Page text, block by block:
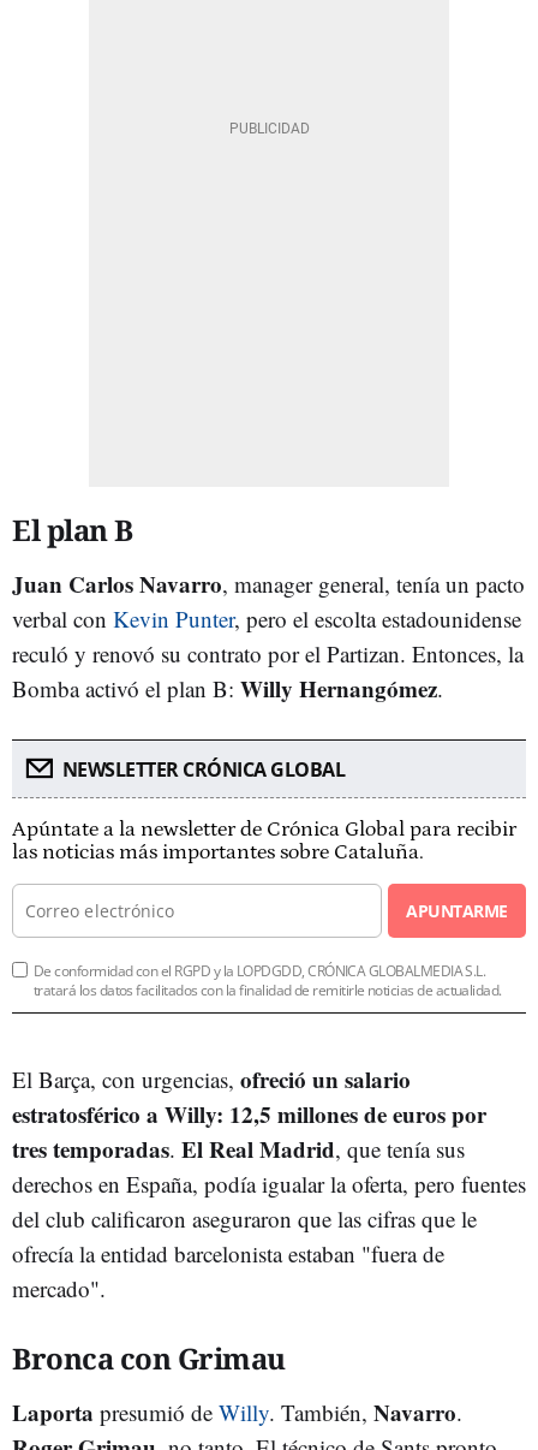
El plan B
Juan Carlos Navarro, manager general, tenía un pacto
verbal con Kevin Punter, pero el escolta estadounidense
reculó y renovó su contrato por el Partizan. Entonces, la
Bomba activó el plan B: Willy Hernangómez.
NEWSLETTER CRÓNICA GLOBAL
Apúntate a la newsletter de Crónica Global para recibir
las noticias más importantes sobre Cataluña.
APUNTARME
De conformidad con el RGPD y la LOPDGDD, CRÓNICA GLOBALMEDIA S.L.
tratará los datos facilitados con la finalidad de remitirle noticias de actualidad.
El Barça, con urgencias, ofreció un salario
estratosférico a Willy: 12,5 millones de euros por
tres temporadas. El Real Madrid, que tenía sus
derechos en España, podía igualar la oferta, pero fuentes
del club calificaron aseguraron que las cifras que le
ofrecía la entidad barcelonista estaban "fuera de
mercado".
Bronca con Grimau
Laporta presumió de Willy. También, Navarro.